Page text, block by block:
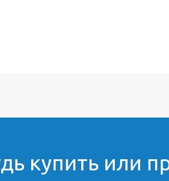
купить или